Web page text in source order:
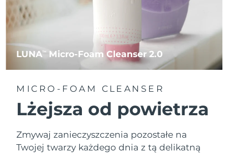
LUNATM Micro-Foam Cleanser 2.0
MICRO-FOAM CLEANSER
Lżejsza od powietrza
Zmywaj zanieczyszczenia pozostałe na
Twojej twarzy każdego dnia z tą delikatną